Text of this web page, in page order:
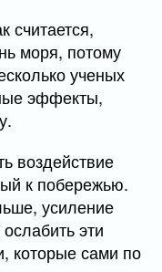
считается,
моря, потому
ученых
эффекты,
воздействие
к побережью.
усиление
эти
которые сами по